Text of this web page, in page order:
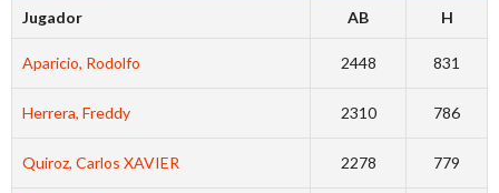
Jugador AB H
Aparicio, Rodolfo 2448 831
Herrera, Freddy 2310 786
Quiroz, Carlos XAVIER 2278 779